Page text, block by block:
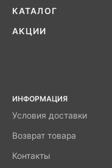
КАТАЛОГ
АКЦИИ
ИНФОРМАЦИЯ
Условия доставки
Возврат товара
Контакты